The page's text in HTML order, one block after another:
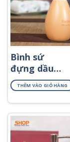
Bình sứ
đựng dầu
gội sữa tắm
PKNT-13
THÊM VÀO GIỎ HÀNG